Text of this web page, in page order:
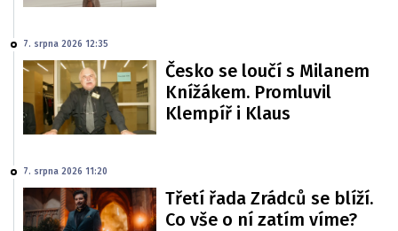
7. srpna 2026 12:35
Česko se loučí s Milanem
Knížákem. Promluvil
Klempíř i Klaus
7. srpna 2026 11:20
Třetí řada Zrádců se blíží.
Co vše o ní zatím víme?